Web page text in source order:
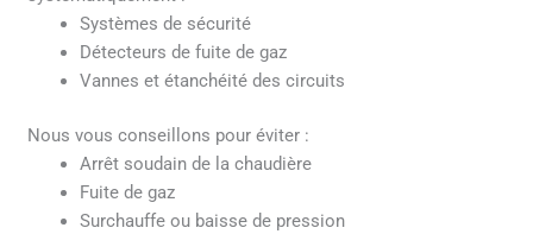
Systèmes de sécurité
Détecteurs de fuite de gaz
Vannes et étanchéité des circuits
Nous vous conseillons pour éviter :
Arrêt soudain de la chaudière
Fuite de gaz
Surchauffe ou baisse de pression